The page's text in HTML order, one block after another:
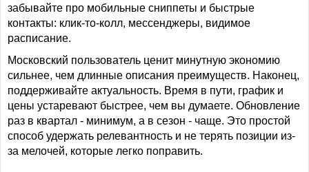
забывайте про мобильные сниппеты и быстрые
контакты: клик-то-колл, мессенджеры, видимое
расписание.
Московский пользователь ценит минутную экономию
сильнее, чем длинные описания преимуществ. Наконец,
поддерживайте актуальность. Время в пути, график и
цены устаревают быстрее, чем вы думаете. Обновление
раз в квартал - минимум, а в сезон - чаще. Это простой
способ удержать релевантность и не терять позиции из-
за мелочей, которые легко поправить.